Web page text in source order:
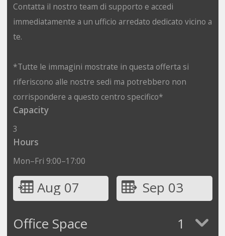
Contatta il nostro team di supporto e accedi
immediatamente a un ufficio arredato dedicato vicino a
te.
*Tutte le immagini mostrate in questa offerta si
riferiscono alle nostre sedi ma potrebbero non
corrispondere a questo centro specifico*
Capacity
3
Hours
Mon–Fri 9:00–17:00
Aug 07
Sep 03
Office Space
1